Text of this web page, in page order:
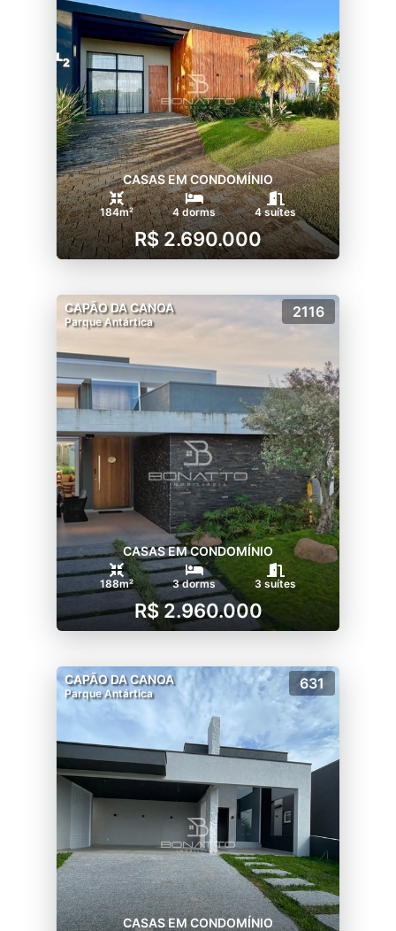
CASAS EM CONDOMÍNIO
184m² 4 dorms 4 suítes
R$ 2.690.000
CAPÃO DA CANOA
Parque Antártica
2116
CASAS EM CONDOMÍNIO
188m² 3 dorms 3 suítes
R$ 2.960.000
CAPÃO DA CANOA
Parque Antártica
631
CASAS EM CONDOMÍNIO